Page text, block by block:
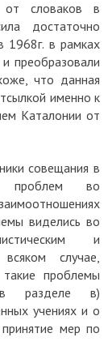
словаков в
достаточно
1968г. в рамках
преобразовали
что данная
именно к
Каталонии от
совещания в
проблем во
виделись во
и
случае,
проблемы
в разделе в)
учениях и о
мер по